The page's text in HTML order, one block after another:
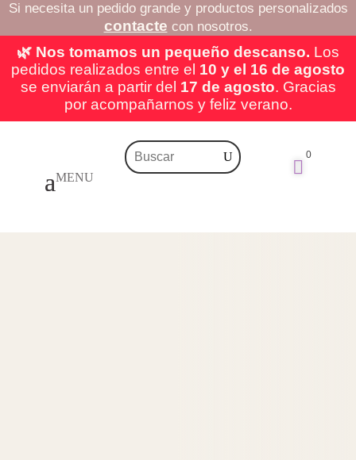
Si necesita un pedido grande y productos personalizados
contacte con nosotros.
🌿 Nos tomamos un pequeño descanso. Los
pedidos realizados entre el 10 y el 16 de agosto
se enviarán a partir del 17 de agosto. Gracias
por acompañarnos y feliz verano.

0